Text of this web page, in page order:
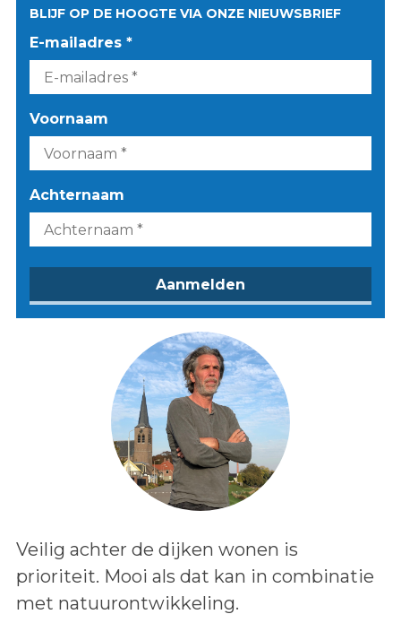
BLIJF OP DE HOOGTE VIA ONZE NIEUWSBRIEF
E-mailadres *
Voornaam
Achternaam
Lees het bericht:
Veilig achter de dijken wonen is
prioriteit. Mooi als dat kan in combinatie
met natuurontwikkeling.